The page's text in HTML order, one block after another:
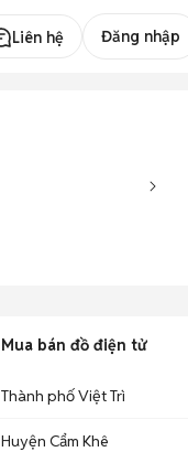
Liên hệ Đăng nhập
Mua bán đồ điện tử
Thành phố Việt Trì
Huyện Cẩm Khê